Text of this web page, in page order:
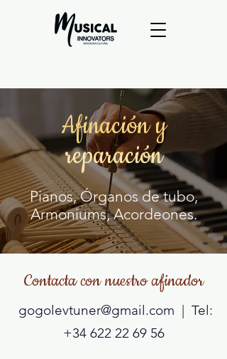
Afinación y
reparación
Pianos, Órganos de tubo,
Armoniums, Acordeones.
Contacta con nuestro afinador
gogolevtuner@gmail.com | Tel:
+34 622 22 69 56